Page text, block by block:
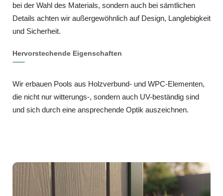
bei der Wahl des Materials, sondern auch bei sämtlichen
Details achten wir außergewöhnlich auf Design, Langlebigkeit
und Sicherheit.
Hervorstechende Eigenschaften
Wir erbauen Pools aus Holzverbund- und WPC-Elementen,
die nicht nur witterungs-, sondern auch UV-beständig sind
und sich durch eine ansprechende Optik auszeichnen.